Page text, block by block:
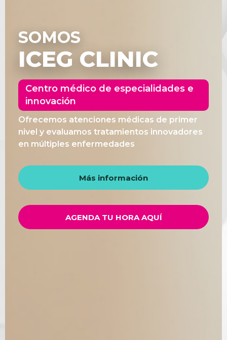
SOMOS
ICEG CLINIC
Centro médico de especialidades e
innovación
Ofrecemos atenciones médicas de primer
nivel y evaluamos tratamientos innovadores
en múltiples enfermedades
Más información
AGENDA TU HORA AQUÍ